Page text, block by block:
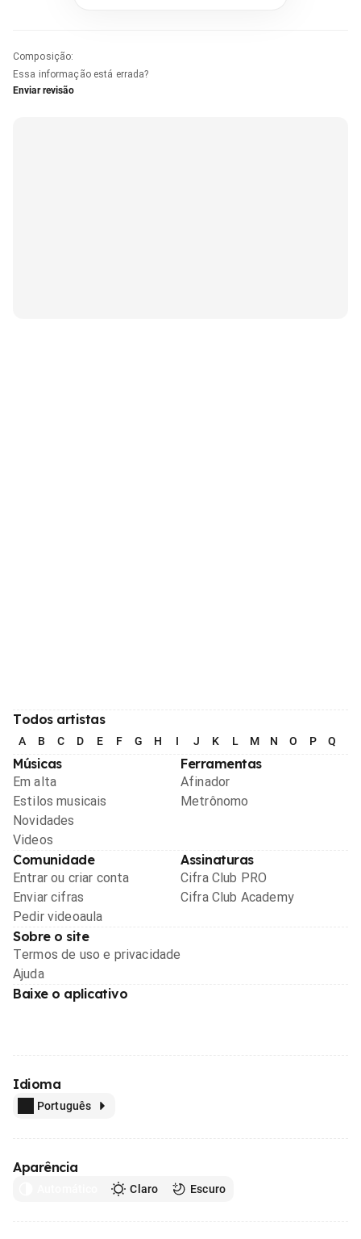
Composição:
Essa informação está errada?
Enviar revisão
Todos artistas
A B C D E F G H I J K L M N O P Q
Músicas
Em alta
Estilos musicais
Novidades
Videos
Ferramentas
Afinador
Metrônomo
Comunidade
Entrar ou criar conta
Enviar cifras
Pedir videoaula
Assinaturas
Cifra Club PRO
Cifra Club Academy
Sobre o site
Termos de uso e privacidade
Ajuda
Baixe o aplicativo
Idioma
Português
Aparência
Claro Escuro